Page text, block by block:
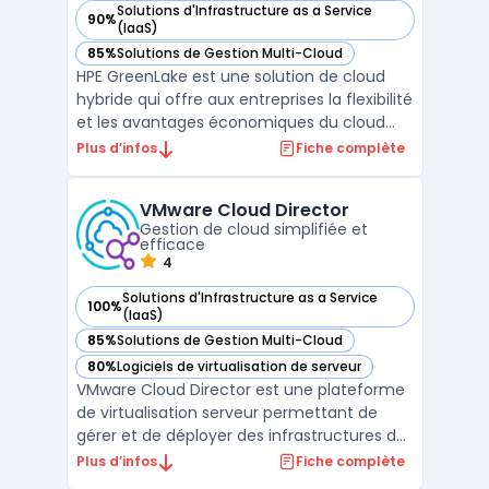
90%Solutions d'Infrastructure as a Service
(IaaS)
— voir HPE GreenLake dans cette catégorie
85%Solutions de Gestion Multi-Cloud
— voir HPE GreenLake dans cette catégorie
HPE GreenLake est une solution de cloud
hybride qui offre aux entreprises la flexibilité
et les avantages économiques du cloud
public tout en gardant le contrôle et la
service, alignant les coûts sur l'utilisation
réelle ...
Plus d’infos Fiche complète
VMware Cloud Director
Gestion de cloud simplifiée et
efficace
4
100%Solutions d'Infrastructure as a Service
(IaaS)
— voir VMware Cloud Director dans cette catégorie
85%Solutions de Gestion Multi-Cloud
— voir VMware Cloud Director dans cette catégorie
80%Logiciels de virtualisation de serveur
— voir VMware Cloud Director dans cette catégorie
VMware Cloud Director est une plateforme
de virtualisation serveur permettant de
gérer et de déployer des infrastructures de
Cloud hybrides et multi-Cloud. Cette
Plus d’infos Fiche complète